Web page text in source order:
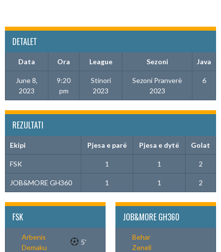
DETALET
Data Ora League Sezoni Java
June 8,
2023
9:20
pm
Stinori
2023
Sezoni Pranverë
2023
6
REZULTATI
Ekipi Pjesa e parë Pjesa e dytë Golat
FSK 1 1 2
JOB&MORE GH360 1 1 2
FSK
Arbenis
Demaku
5'
JOB&MORE GH360
Behar
Zeneli